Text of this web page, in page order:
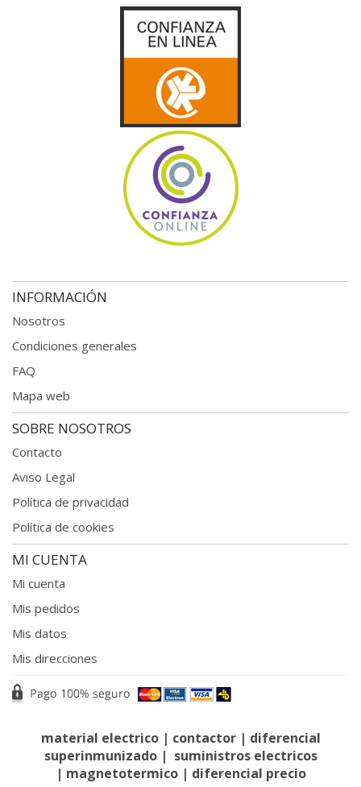
INFORMACIÓN
Nosotros
Condiciones generales
FAQ
Mapa web
SOBRE NOSOTROS
Contacto
Aviso Legal
Política de privacidad
Política de cookies
MI CUENTA
Mi cuenta
Mis pedidos
Mis datos
Mis direcciones
material electrico| contactor| diferencial
superinmunizado| suministros electricos
| magnetotermico | diferencial precio